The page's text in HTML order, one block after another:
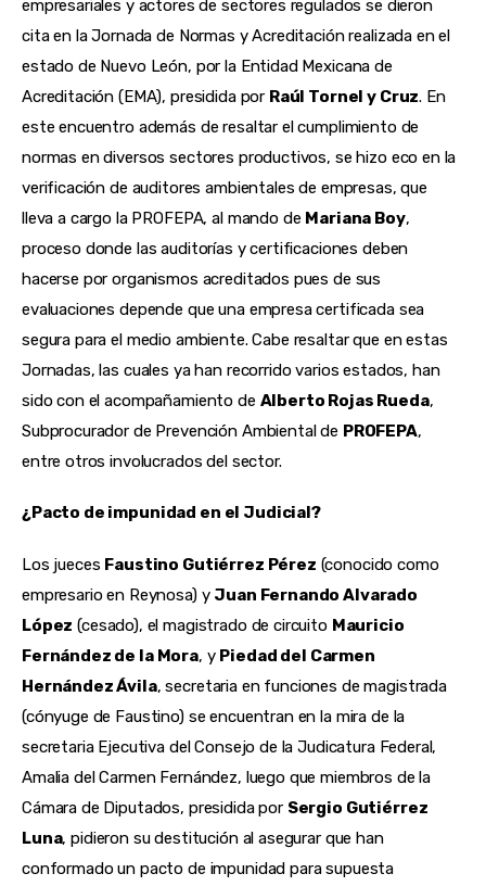
empresariales y actores de sectores regulados se dieron
cita en la Jornada de Normas y Acreditación realizada en el
estado de Nuevo León, por la Entidad Mexicana de
Acreditación (EMA), presidida por Raúl Tornel y Cruz. En
este encuentro además de resaltar el cumplimiento de
normas en diversos sectores productivos, se hizo eco en la
verificación de auditores ambientales de empresas, que
lleva a cargo la PROFEPA, al mando de Mariana Boy,
proceso donde las auditorías y certificaciones deben
hacerse por organismos acreditados pues de sus
evaluaciones depende que una empresa certificada sea
segura para el medio ambiente. Cabe resaltar que en estas
Jornadas, las cuales ya han recorrido varios estados, han
sido con el acompañamiento de Alberto Rojas Rueda,
Subprocurador de Prevención Ambiental de PROFEPA,
entre otros involucrados del sector.
¿Pacto de impunidad en el Judicial?
Los jueces Faustino Gutiérrez Pérez (conocido como
empresario en Reynosa) y Juan Fernando Alvarado
López (cesado), el magistrado de circuito Mauricio
Fernández de la Mora, y Piedad del Carmen
Hernández Ávila, secretaria en funciones de magistrada
(cónyuge de Faustino) se encuentran en la mira de la
secretaria Ejecutiva del Consejo de la Judicatura Federal,
Amalia del Carmen Fernández, luego que miembros de la
Cámara de Diputados, presidida por Sergio Gutiérrez
Luna, pidieron su destitución al asegurar que han
conformado un pacto de impunidad para supuesta